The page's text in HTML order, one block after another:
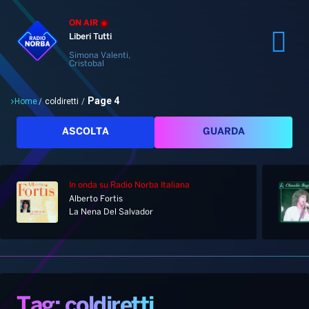
ON AIR
Liberi Tutti
Simona Valenti,
Cristobal
Home
Radio
Classifiche
Notizie
Top News
Pod&Play
Home/ coldiretti / Page 4
ASCOLTA GUARDA
In onda su Radio Norba Italiana
Alberto Fortis
La Nena Del Salvador